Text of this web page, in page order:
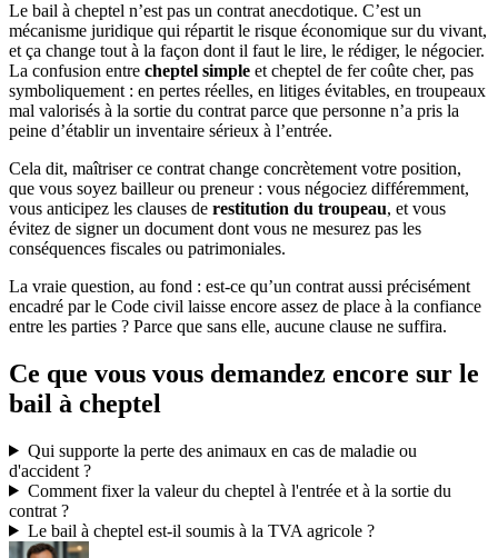
Le bail à cheptel n’est pas un contrat anecdotique. C’est un
mécanisme juridique qui répartit le risque économique sur du vivant,
et ça change tout à la façon dont il faut le lire, le rédiger, le négocier.
La confusion entre cheptel simple et cheptel de fer coûte cher, pas
symboliquement : en pertes réelles, en litiges évitables, en troupeaux
mal valorisés à la sortie du contrat parce que personne n’a pris la
peine d’établir un inventaire sérieux à l’entrée.
Cela dit, maîtriser ce contrat change concrètement votre position,
que vous soyez bailleur ou preneur : vous négociez différemment,
vous anticipez les clauses de restitution du troupeau, et vous
évitez de signer un document dont vous ne mesurez pas les
conséquences fiscales ou patrimoniales.
La vraie question, au fond : est-ce qu’un contrat aussi précisément
encadré par le Code civil laisse encore assez de place à la confiance
entre les parties ? Parce que sans elle, aucune clause ne suffira.
Ce que vous vous demandez encore sur le
bail à cheptel
Qui supporte la perte des animaux en cas de maladie ou
d'accident ?
Comment fixer la valeur du cheptel à l'entrée et à la sortie du
contrat ?
Le bail à cheptel est-il soumis à la TVA agricole ?